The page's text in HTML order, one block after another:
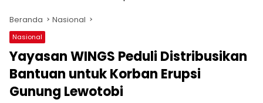
Beranda Nasional
Nasional
Yayasan WINGS Peduli Distribusikan
Bantuan untuk Korban Erupsi
Gunung Lewotobi